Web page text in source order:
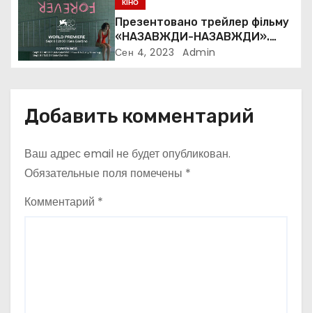
п
и
я
м
КІНО
Презентовано трейлер фільму
«НАЗАВЖДИ-НАЗАВЖДИ».
Світова прем’єра відбудеться
Orizzonti Extra
Сен 4, 2023 Admin
Добавить комментарий
Ваш адрес email не будет опубликован.
Обязательные поля помечены *
Комментарий *